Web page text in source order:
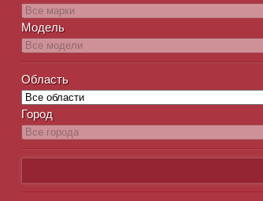
Модель
Область
Город